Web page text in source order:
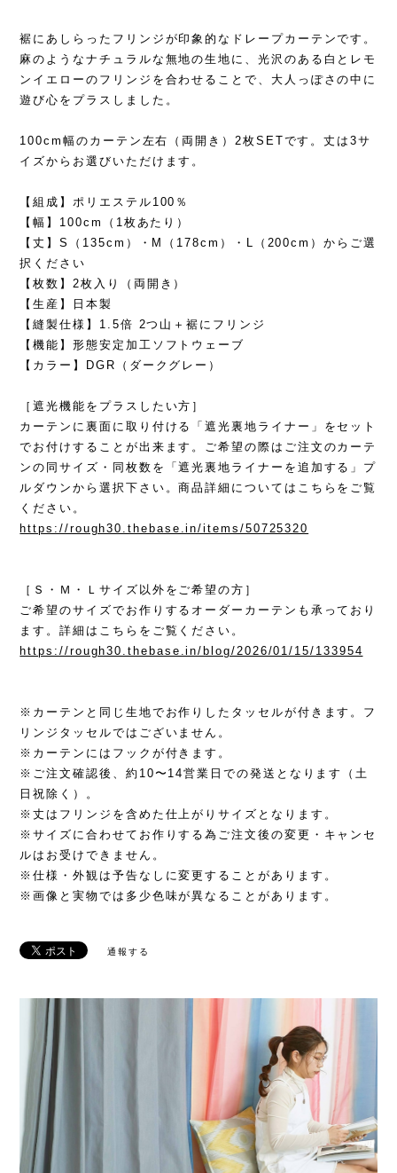
裾にあしらったフリンジが印象的なドレープカーテンです。
麻のようなナチュラルな無地の生地に、光沢のある白とレモ
ンイエローのフリンジを合わせることで、大人っぽさの中に
遊び心をプラスしました。
100cm幅のカーテン左右（両開き）2枚SETです。丈は3サ
イズからお選びいただけます。
【組成】ポリエステル100％
【幅】100cm（1枚あたり）
【丈】S（135cm）・M（178cm）・L（200cm）からご選
択ください
【枚数】2枚入り（両開き）
【生産】日本製
【縫製仕様】1.5倍 2つ山＋裾にフリンジ
【機能】形態安定加工ソフトウェーブ
【カラー】DGR（ダークグレー）
［遮光機能をプラスしたい方］
カーテンに裏面に取り付ける「遮光裏地ライナー」をセット
でお付けすることが出来ます。ご希望の際はご注文のカーテ
ンの同サイズ・同枚数を「遮光裏地ライナーを追加する」プ
ルダウンから選択下さい。商品詳細についてはこちらをご覧
ください。
https://rough30.thebase.in/items/50725320
［Ｓ・Ｍ・Ｌサイズ以外をご希望の方］
ご希望のサイズでお作りするオーダーカーテンも承っており
ます。詳細はこちらをご覧ください。
https://rough30.thebase.in/blog/2026/01/15/133954
※カーテンと同じ生地でお作りしたタッセルが付きます。フ
リンジタッセルではございません。
※カーテンにはフックが付きます。
※ご注文確認後、約10〜14営業日での発送となります（土
日祝除く）。
※丈はフリンジを含めた仕上がりサイズとなります。
※サイズに合わせてお作りする為ご注文後の変更・キャンセ
ルはお受けできません。
※仕様・外観は予告なしに変更することがあります。
※画像と実物では多少色味が異なることがあります。
通報する